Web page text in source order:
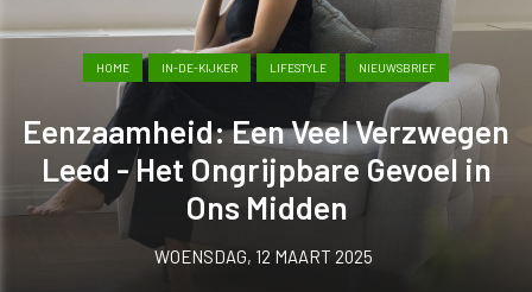
HOME IN-DE-KIJKER LIFESTYLE NIEUWSBRIEF
Eenzaamheid: Een Veel Verzwegen
Leed - Het Ongrijpbare Gevoel in
Ons Midden
WOENSDAG, 12 MAART 2025